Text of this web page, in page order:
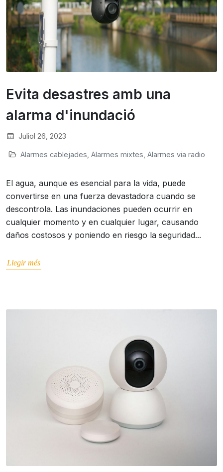
Evita desastres amb una
alarma d'inundació
Juliol 26, 2023
Alarmes cablejades Alarmes mixtes Alarmes via radio
El agua, aunque es esencial para la vida, puede
convertirse en una fuerza devastadora cuando se
descontrola. Las inundaciones pueden ocurrir en
cualquier momento y en cualquier lugar, causando
daños costosos y poniendo en riesgo la seguridad...
Llegir més